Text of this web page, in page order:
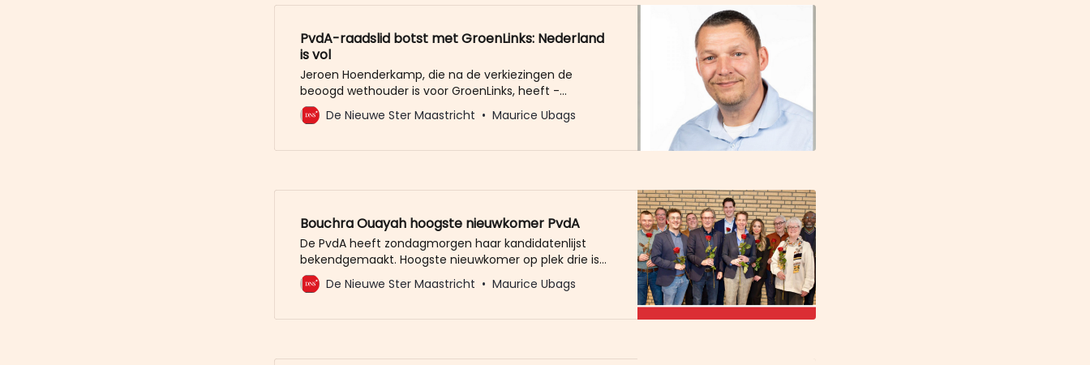
PvdA-raadslid botst met GroenLinks: Nederland
is vol
Jeroen Hoenderkamp, die na de verkiezingen de
beoogd wethouder is voor GroenLinks, heeft -
misschien wel onbedoeld - een pittige discussie
ontketend op Facebook. Een discussie die verschillen
stad, een discussie die ook splijtzwam kan worden bij
De Nieuwe Ster Maastricht Maurice Ubags
Bouchra Ouayah hoogste nieuwkomer PvdA
De PvdA heeft zondagmorgen haar kandidatenlijst
bekendgemaakt. Hoogste nieuwkomer op plek drie is
Bouchra Ouayah. Verder is Jean Pellaers op nummer
twee gezet: hij lijkt daarmee de nieuwe
motiveert de PvdA plek drie voor Bouchra Ouayah:
De Nieuwe Ster Maastricht Maurice Ubags